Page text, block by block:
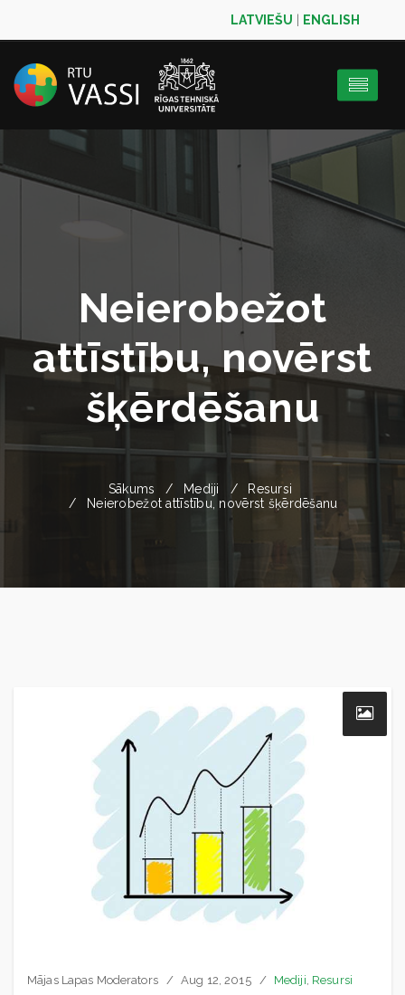
LATVIEŠU ENGLISH
Neierobežot
attīstību, novērst
šķērdēšanu
Sākums Mediji
Resursi
Neierobežot attīstību, novērst šķērdēšanu
Mājas Lapas Moderators Aug 12, 2015 Mediji Resursi